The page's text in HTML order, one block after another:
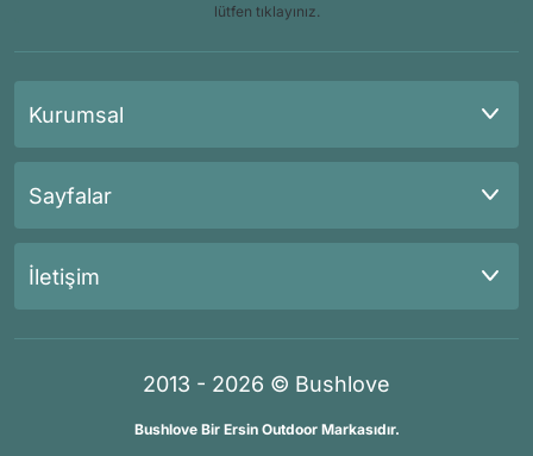
lütfen tıklayınız.
Kurumsal
Sayfalar
İletişim
2013 - 2026 © Bushlove
Bushlove Bir Ersin Outdoor Markasıdır.